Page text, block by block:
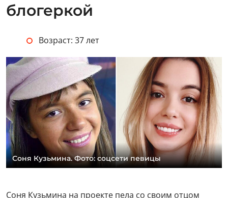
блогеркой
Возраст: 37 лет
Соня Кузьмина. Фото: соцсети певицы
Соня Кузьмина на проекте пела со своим отцом